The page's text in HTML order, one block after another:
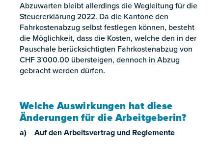
Abzuwarten bleibt allerdings die Wegleitung für die
Steuererklärung 2022. Da die Kantone den
Fahrkostenabzug selbst festlegen können, besteht
die Möglichkeit, dass die Kosten, welche den in der
Pauschale berücksichtigten Fahrkostenabzug von
CHF 3'000.00 übersteigen, dennoch in Abzug
gebracht werden dürfen.
Welche Auswirkungen hat diese
Änderungen für die Arbeitgeberin?
a) Auf den Arbeitsvertrag und Reglemente